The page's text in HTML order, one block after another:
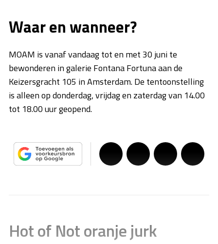
Waar en wanneer?
MOAM is vanaf vandaag tot en met 30 juni te
bewonderen in galerie Fontana Fortuna aan de
Keizersgracht 105 in Amsterdam. De tentoonstelling
is alleen op donderdag, vrijdag en zaterdag van 14.00
tot 18.00 uur geopend.
Hot of Not oranje jurk